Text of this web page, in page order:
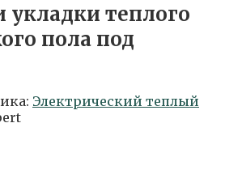
укладки теплого
пола под
Электрический теплый